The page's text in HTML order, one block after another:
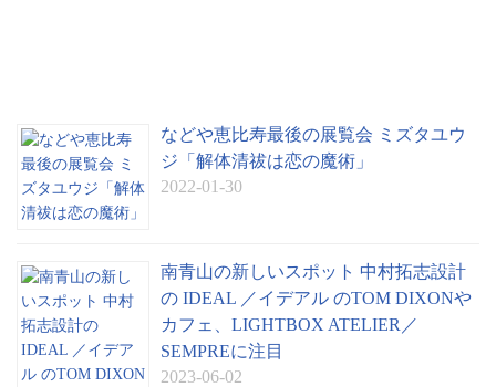
などや恵比寿最後の展覧会 ミズタユウ
ジ「解体清祓は恋の魔術」
2022-01-30
南青山の新しいスポット 中村拓志設計
の IDEAL ／イデアル のTOM DIXONや
カフェ、LIGHTBOX ATELIER／
SEMPREに注目
2023-06-02